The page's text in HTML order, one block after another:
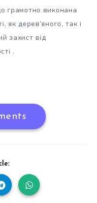
грамотно виконана
як дерев’яного, так і
захист від
.